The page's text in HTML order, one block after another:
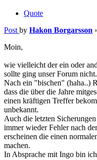
Quote
Post by Hakon Borgarsson
Moin,
wie vielleicht der ein oder
sollte ging unser Forum nicht.
Nach ein "bischen" (haha..)
dass die über die Jahre
einen kräftigen Treffer
unbekannt.
Auch die letzten
immer wieder Fehler nach
erscheinen die einen
machen.
In Absprache mit Ingo bin